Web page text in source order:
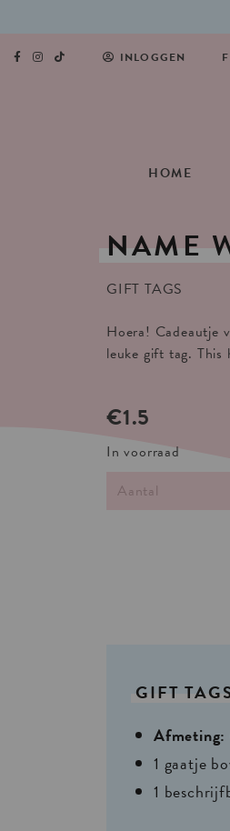
INLOGGEN
HOME
NAME
GIFT TAGS
Hoera! Cadeautje
leuke gift tag. This
€1.5
In voorraad
GIFT
Afmeting:
1 gaatje
1